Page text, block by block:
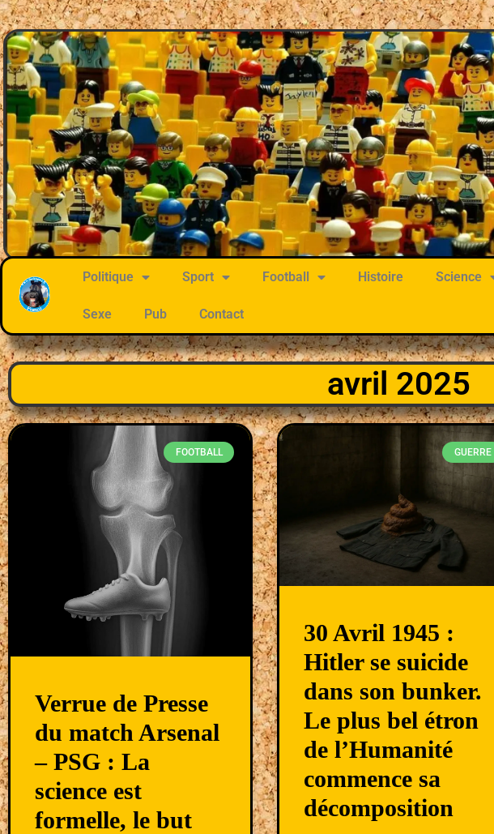
Politique Sport Football Histoire Science
Sexe Pub Contact
avril 2025
FOOTBALL
Verrue de Presse
du match Arsenal
– PSG : La
science est
formelle, le but
GUERRE
30 Avril 1945 :
Hitler se suicide
dans son bunker.
Le plus bel étron
de l’Humanité
commence sa
décomposition